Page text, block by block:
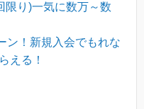
り)一気に数万～数
ン！新規入会でもれな
える！